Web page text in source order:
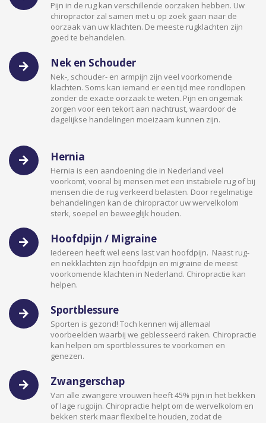
Pijn in de rug kan verschillende oorzaken hebben. Uw
chiropractor zal samen met u op zoek gaan naar de
oorzaak van uw klachten. De meeste rugklachten zijn
goed te behandelen.
Nek en Schouder
Nek-, schouder- en armpijn zijn veel voorkomende
klachten. Soms kan iemand er een tijd mee rondlopen
zonder de exacte oorzaak te weten. Pijn en ongemak
zorgen voor een tekort aan nachtrust, waardoor de
dagelijkse handelingen moeizaam kunnen zijn.
Hernia
Hernia is een aandoening die in Nederland veel
voorkomt, vooral bij mensen met een instabiele rug of bij
mensen die de rug verkeerd belasten. Door regelmatige
behandelingen kan de chiropractor uw wervelkolom
sterk, soepel en beweeglijk houden.
Hoofdpijn / Migraine
Iedereen heeft wel eens last van hoofdpijn. Naast rug-
en nekklachten zijn hoofdpijn en migraine de meest
voorkomende klachten in Nederland. Chiropractie kan
helpen.
Sportblessure
Sporten is gezond! Toch kennen wij allemaal
voorbeelden waarbij we geblesseerd raken. Chiropractie
kan helpen om sportblessures te voorkomen en
genezen.
Zwangerschap
Van alle zwangere vrouwen heeft 45% pijn in het bekken
of lage rugpijn. Chiropractie helpt om de wervelkolom en
bekken sterk maar flexibel te houden, zodat de